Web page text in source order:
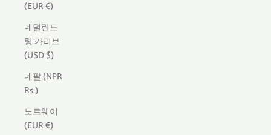
(EUR €)
네덜란드
령 카리브
(USD $)
네팔 (NPR
Rs.)
노르웨이
(EUR €)